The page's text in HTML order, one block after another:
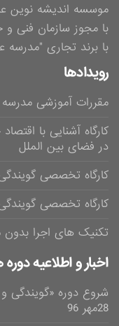
موسسه اندیشه نوین
با مجوز سازمان فنی و
با برند تجاری "مدرسه
رویدادها
مقررات آموزشی مدرسه
کارگاه آشنایی با
در فضای بین الملل
کارگاه تخصصی
کارگاه تخصصی
تکنیک های اجرا
اخبار و اطلاعیه دوره
28مهر 96